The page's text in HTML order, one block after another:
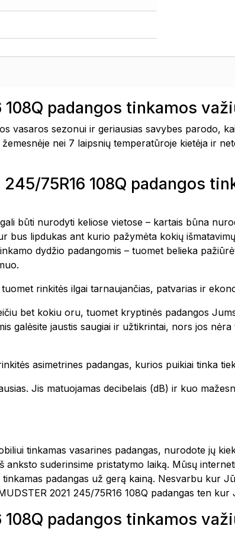
108Q padangos tinkamos
vasaros sezonui ir geriausias savybes parodo,
nei 7 laipsnių temperatūroje kietėja ir
75R16 108Q padangos
būti nurodyti keliose vietose – kartais būna
bus lipdukas ant kurio pažymėta kokių
dydžio padangomis – tuomet belieka
rinkitės ilgai tarnaujančias, patvarias ir
bet kokiu oru, tuomet kryptinės padangos
galėsite jaustis saugiai ir užtikrintai, nors jos
asimetrines padangas, kurios puikiai tinka
Jis matuojamas decibelais (dB) ir kuo
tinkamas vasarines padangas, nurodote jų
suderinsime pristatymo laiką. Mūsų
padangas už gerą kainą. Nesvarbu kur
2021 245/75R16 108Q padangas ten kur
108Q padangos tinkamos